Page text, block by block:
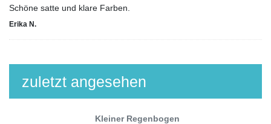
Schöne satte und klare Farben.
Erika N.
zuletzt angesehen
Kleiner Regenbogen